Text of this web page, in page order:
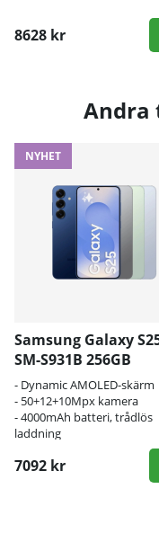
8628 kr
Andra
NYHET
Samsung Galaxy
SM-S931B 256GB
- Dynamic AMOLED-skärm
- 50+12+10Mpx kamera
- 4000mAh batteri, trådlös
laddning
7092 kr